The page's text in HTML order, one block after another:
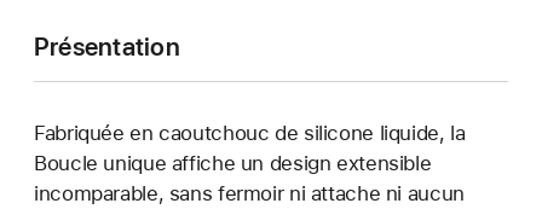
Présentation
Fabriquée en caoutchouc de silicone liquide, la
Boucle unique affiche un design extensible
incomparable, sans fermoir ni attache ni aucun